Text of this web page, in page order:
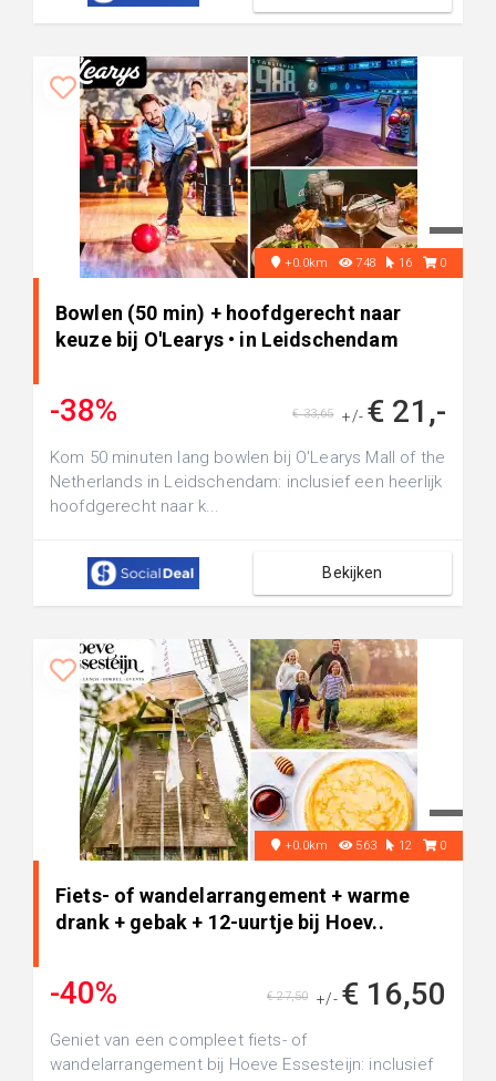
+0.0km 748 16 0
Bowlen (50 min) + hoofdgerecht naar
keuze bij O'Learys • in Leidschendam
-38% +/- € 21,-
€ 33,65
Kom 50 minuten lang bowlen bij O'Learys Mall of the
Netherlands in Leidschendam: inclusief een heerlijk
hoofdgerecht naar k...
Bekijken
+0.0km 563 12 0
Fiets- of wandelarrangement + warme
drank + gebak + 12-uurtje bij Hoev..
-40% +/- € 16,50
€ 27,50
Geniet van een compleet fiets- of
wandelarrangement bij Hoeve Essesteijn: inclusief